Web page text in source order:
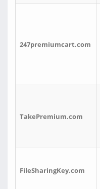
247premiumcart.com
TakePremium.com
FileSharingKey.com